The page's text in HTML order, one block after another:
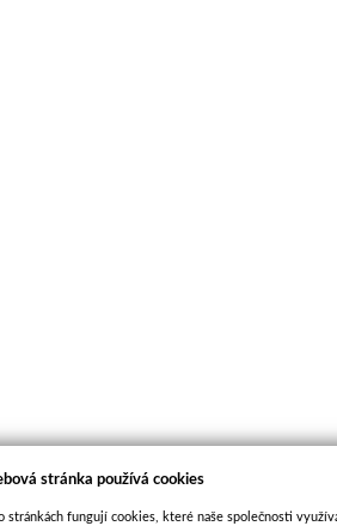
stránka používá cookies
stránkách fungují cookies, které naše společnosti